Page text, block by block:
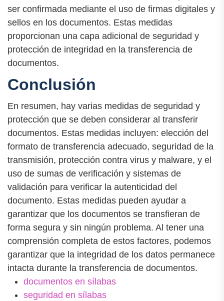
ser confirmada mediante el uso de firmas digitales y
sellos en los documentos. Estas medidas
proporcionan una capa adicional de seguridad y
protección de integridad en la transferencia de
documentos.
Conclusión
En resumen, hay varias medidas de seguridad y
protección que se deben considerar al transferir
documentos. Estas medidas incluyen: elección del
formato de transferencia adecuado, seguridad de la
transmisión, protección contra virus y malware, y el
uso de sumas de verificación y sistemas de
validación para verificar la autenticidad del
documento. Estas medidas pueden ayudar a
garantizar que los documentos se transfieran de
forma segura y sin ningún problema. Al tener una
comprensión completa de estos factores, podemos
garantizar que la integridad de los datos permanece
intacta durante la transferencia de documentos.
documentos en sílabas
seguridad en sílabas